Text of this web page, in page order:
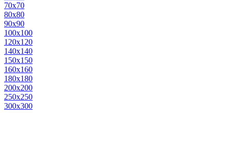
70х70
80х80
90х90
100х100
120х120
140х140
150х150
160х160
180х180
200х200
250х250
300х300